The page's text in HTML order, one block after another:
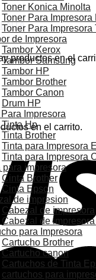
productos en el
en el carrito.
Toner Konica Minolta
Toner Para Impresora
Toner Para Impresora
de Impresora
Tambor Xerox
Tambor Samsung
Tambor HP
Tambor Brother
Tambor Canon
Drum HP
Impresora
Tinta Hp
Tinta Brother
Tinta para Impresora
Tinta para Impresora
para impresora
Cinta Brother
Cinta Epson
de impresion
Cabezal de
Cabezal de
para Impresora
Cartucho Brother
Cartucho canon
Cartuchos de Tinta
cartuchos para